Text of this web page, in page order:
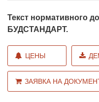
Текст нормативного
БУДСТАНДАРТ.
ЦЕНЫ
ЗАЯВКА НА